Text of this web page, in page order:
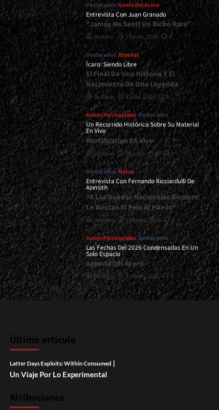
Destacados Gente Del Acero
Entrevista Con Juan Granado
“Jamás Me Sentí Un Bicho Raro”
Gustavo 13 julio, 2026 0
Destacados Reseñas
Ícaro: Siendo Libre
El Final De Una Historia Y El
Nacimiento De Una Leyenda
Gustavo 8 julio, 2026 0
Avisos Parroquiales Destacados
Un Recorrido Histórico Sobre Su Material
En Vivo
Mortification En Vivo
Gustavo 24 junio, 2026 0
Destacados Notas
Entrevista Con Fernando Ricciardulli De
Azeroth
“A Las Bandas Nacionales Siempre
Le Buscan El Pelo Al Huevo”
Gustavo 21 mayo, 2026 2
Avisos Parroquiales Destacados
Las Fechas Del 2026 Condensadas En Un
Solo Espacio
Agenda Del Acero
Gustavo 2 marzo, 2026 0
Último artículo
Latter Days Exploits: Within Consumed |
Un Viaje Por Lo Experimental
Atribuciones